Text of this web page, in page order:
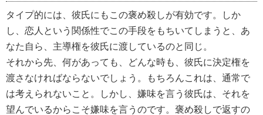
タイプ的には、彼氏にもこの褒め殺しが有効です。しか
し、恋人という関係性でこの手段をもちいてしまうと、あ
なた自ら、主導権を彼氏に渡しているのと同じ。
それから先、何があっても、どんな時も、彼氏に決定権を
渡さなければならないでしょう。もちろんこれは、通常で
は考えられないこと。しかし、嫌味を言う彼氏は、それを
望んでいるからこそ嫌味を言うのです。褒め殺しで返すの